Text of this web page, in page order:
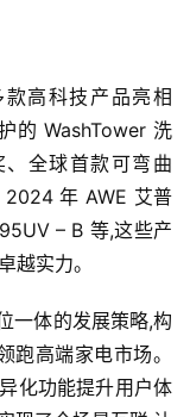
高科技产品亮相
的 WashTower 洗
全球首款可弯曲
年 AWE 艾普
– B 等,这些产
越实力。
一体的发展策略,构
高端家电市场。
化功能提升用户体